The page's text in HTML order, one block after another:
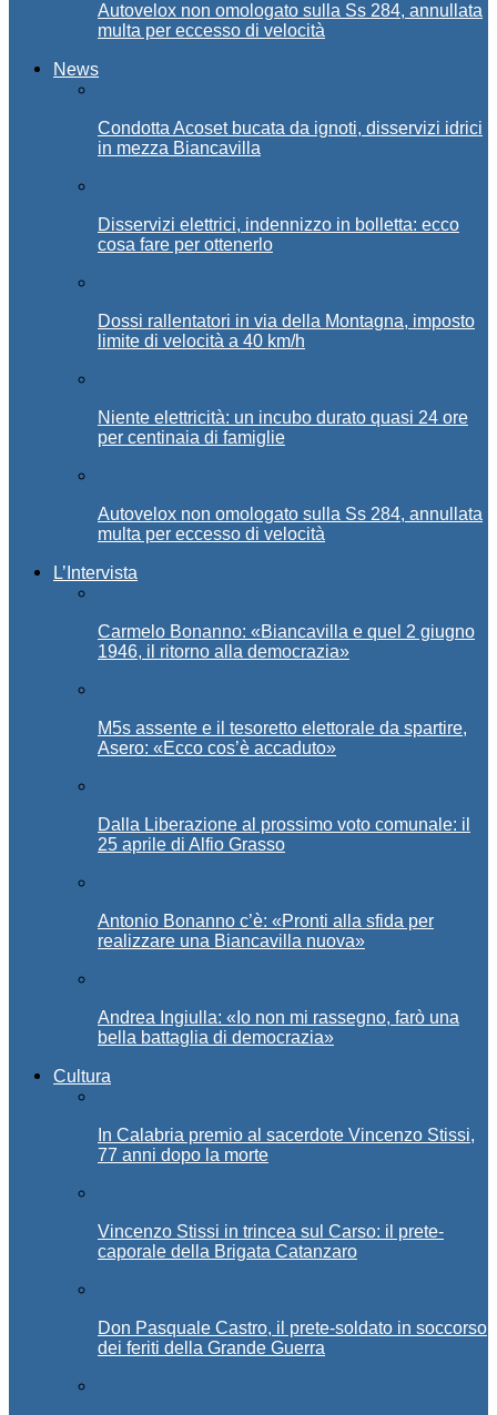
Autovelox non omologato sulla Ss 284, annullata
multa per eccesso di velocità
News
Condotta Acoset bucata da ignoti, disservizi idrici
in mezza Biancavilla
Disservizi elettrici, indennizzo in bolletta: ecco
cosa fare per ottenerlo
Dossi rallentatori in via della Montagna, imposto
limite di velocità a 40 km/h
Niente elettricità: un incubo durato quasi 24 ore
per centinaia di famiglie
Autovelox non omologato sulla Ss 284, annullata
multa per eccesso di velocità
L’Intervista
Carmelo Bonanno: «Biancavilla e quel 2 giugno
1946, il ritorno alla democrazia»
M5s assente e il tesoretto elettorale da spartire,
Asero: «Ecco cos’è accaduto»
Dalla Liberazione al prossimo voto comunale: il
25 aprile di Alfio Grasso
Antonio Bonanno c’è: «Pronti alla sfida per
realizzare una Biancavilla nuova»
Andrea Ingiulla: «Io non mi rassegno, farò una
bella battaglia di democrazia»
Cultura
In Calabria premio al sacerdote Vincenzo Stissi,
77 anni dopo la morte
Vincenzo Stissi in trincea sul Carso: il prete-
caporale della Brigata Catanzaro
Don Pasquale Castro, il prete-soldato in soccorso
dei feriti della Grande Guerra